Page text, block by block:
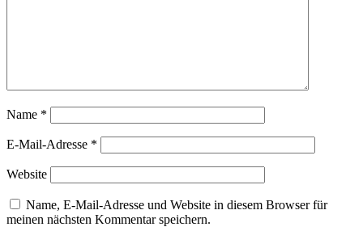
Name *
E-Mail-Adresse *
Website
Name, E-Mail-Adresse und Website in diesem Browser für
meinen nächsten Kommentar speichern.